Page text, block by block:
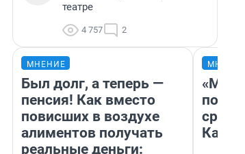
театре
4 757 2
МНЕНИЕ
Был долг, а теперь —
пенсия! Как вместо
повисших в воздухе
алиментов получать
реальные деньги: